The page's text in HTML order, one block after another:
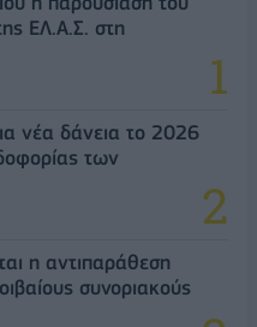
ΕΛ.Α.Σ. στη
νέα δάνεια το 2026
των
η αντιπαράθεση
συνοριακούς